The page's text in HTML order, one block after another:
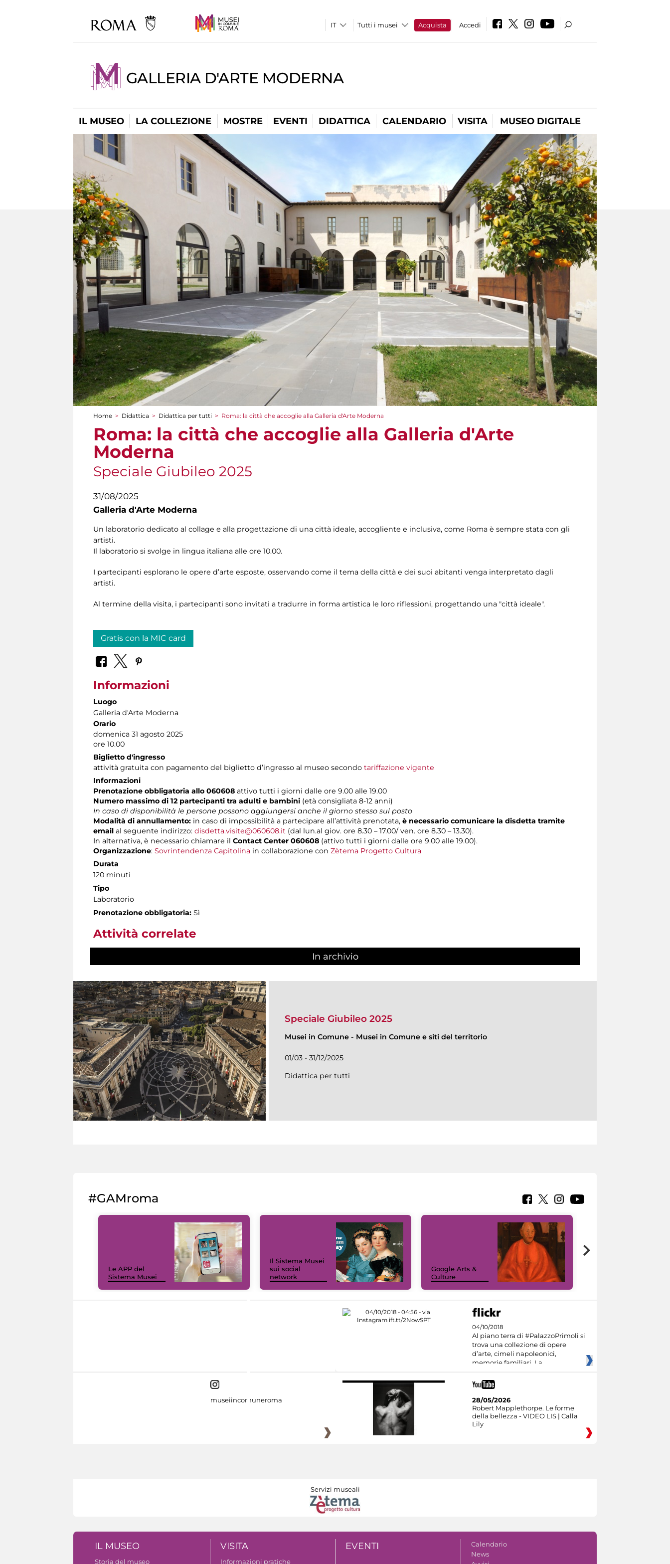
Tutti i musei Acquista Accedi
GALLERIA D'ARTE MODERNA
IL MUSEO LA COLLEZIONE MOSTRE EVENTI DIDATTICA CALENDARIO VISITA MUSEO DIGITALE
Tu sei qui
Home > Didattica > Didattica per tutti > Roma: la città che accoglie alla Galleria d'Arte Moderna
Roma: la città che accoglie alla Galleria d'Arte
Moderna
Speciale Giubileo 2025
31/08/2025
Galleria d'Arte Moderna
Un laboratorio dedicato al collage e alla progettazione di una città ideale, accogliente e inclusiva, come Roma è sempre stata con gli
artisti.
Il laboratorio si svolge in lingua italiana alle ore 10.00.
I partecipanti esplorano le opere d’arte esposte, osservando come il tema della città e dei suoi abitanti venga interpretato dagli
artisti.
Al termine della visita, i partecipanti sono invitati a tradurre in forma artistica le loro riflessioni, progettando una "città ideale".
Gratis con la MIC card
Informazioni
Luogo
Galleria d'Arte Moderna
Orario
domenica 31 agosto 2025
ore 10.00
Biglietto d'ingresso
attività gratuita con pagamento del biglietto d’ingresso al museo secondo tariffazione vigente
Informazioni
Prenotazione obbligatoria allo 060608 attivo tutti i giorni dalle ore 9.00 alle 19.00
Numero massimo di 12 partecipanti tra adulti e bambini (età consigliata 8-12 anni)
In caso di disponibilità le persone possono aggiungersi anche il giorno stesso sul posto
Modalità di annullamento: in caso di impossibilità a partecipare all’attività prenotata, è necessario comunicare la disdetta tramite
email al seguente indirizzo: disdetta.visite@060608.it (dal lun.al giov. ore 8.30 – 17.00/ ven. ore 8.30 – 13.30).
In alternativa, è necessario chiamare il Contact Center 060608 (attivo tutti i giorni dalle ore 9.00 alle 19.00).
Organizzazione: Sovrintendenza Capitolina in collaborazione con Zètema Progetto Cultura
Durata
120 minuti
Tipo
Laboratorio
Prenotazione obbligatoria: Sì
Attività correlate
In archivio
Speciale Giubileo 2025
Musei in Comune - Musei in Comune e siti del territorio
01/03 - 31/12/2025
Didattica per tutti
#GAMroma
Le APP del
Sistema Musei
Il Sistema Musei
sui social
network
Google Arts &
Culture
04/10/2018
Al piano terra di #PalazzoPrimoli si
trova una collezione di opere
d’arte, cimeli napoleonici,
memorie familiari. La
museiincomuneroma
28/05/2026
Robert Mapplethorpe. Le forme
della bellezza - VIDEO LIS | Calla
Lily
Servizi museali
IL MUSEO
Storia del museo
VISITA
Informazioni pratiche
EVENTI
Calendario
News